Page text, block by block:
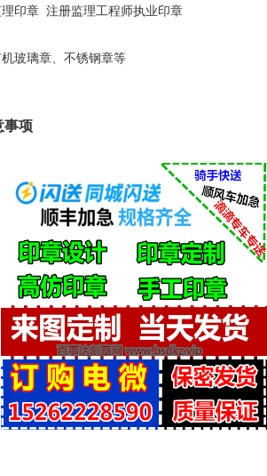
理印章 注册监理工程师执业印章
玻璃章、不锈钢章等
项